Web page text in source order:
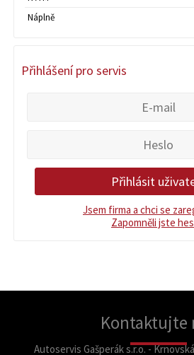
Náplně
Přihlášení pro servis
Jsem firma a chci se
Zapomněli jste
Kontaktujte
Autoservis Gašperák s.r.o. -